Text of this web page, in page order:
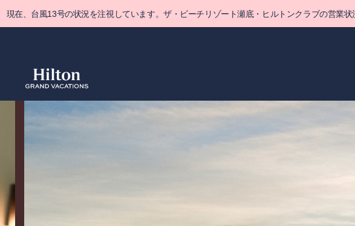
main
現在、台風13号の状況を注視しています。ザ・ビーチリゾート瀬底・ヒルトンクラブの営業